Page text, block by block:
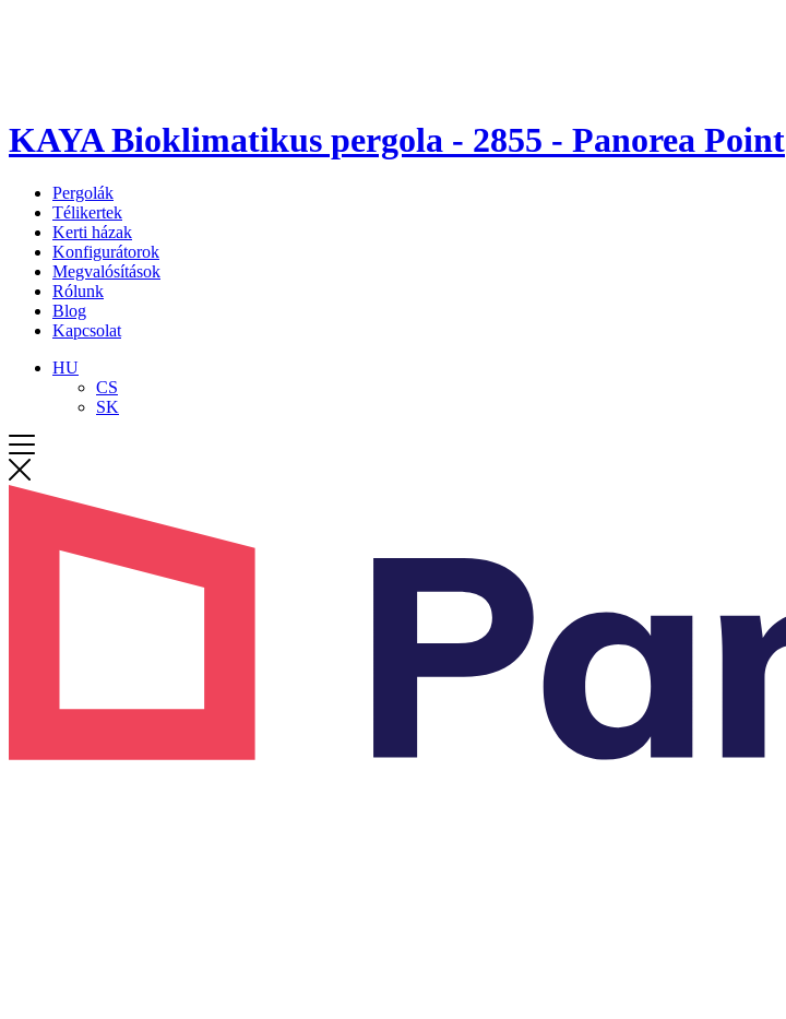
KAYA Bioklimatikus pergola - 2855 - Panorea Point
Pergolák
Télikertek
Kerti házak
Konfigurátorok
Megvalósítások
Rólunk
Blog
Kapcsolat
HU
CS
SK